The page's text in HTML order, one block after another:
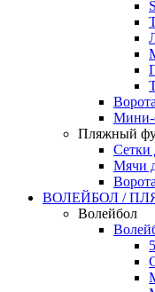
Мини-
Пляжный
Сетки
Мячи
ВОЛЕЙБОЛ /
Волейбол